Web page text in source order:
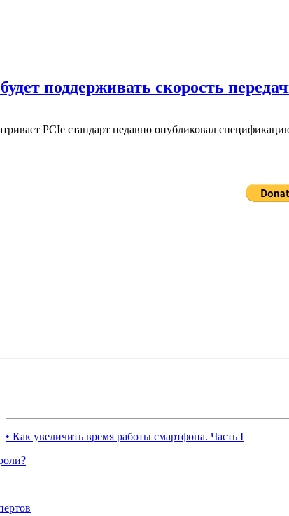
поддерживать скорость
PCIe стандарт недавно опубликовал
• Как увеличить время работы смартфона. Часть I